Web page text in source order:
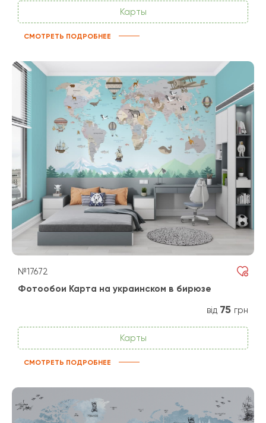
Карты
СМОТРЕТЬ ПОДРОБНЕЕ
№17672
Фотообои Карта на украинском в бирюзе
від 75 грн
Карты
СМОТРЕТЬ ПОДРОБНЕЕ